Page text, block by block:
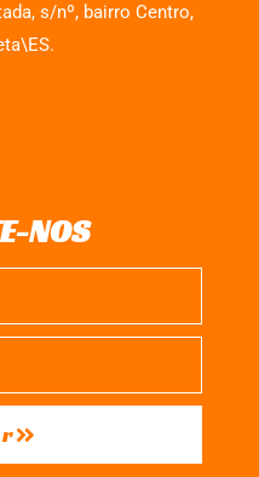
s/nº, bairro Centro,
NOS